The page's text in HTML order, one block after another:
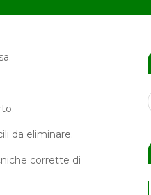
da eliminare.
corrette di